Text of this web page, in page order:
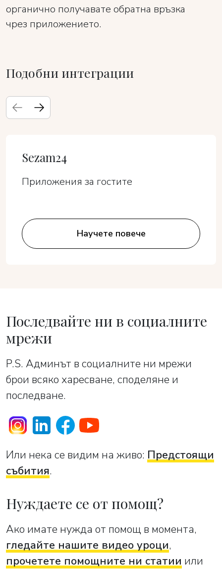
органично получавате обратна връзка
чрез приложението.
Подобни интеграции
Sezam24
Приложения за гостите
Научете повече
Последвайте ни в социалните
мрежи
P.S. Админът в социалните ни мрежи
брои всяко харесване, споделяне и
последване.
Или нека се видим на живо: Предстоящи
събития.
Нуждаете се от помощ?
Ако имате нужда от помощ в момента,
гледайте нашите видео уроци,
прочетете помощните ни статии или